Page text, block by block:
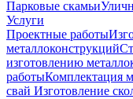
Парковые скамьи
Услуги
Проектные работы
металлоконструкций
изготовлению
работыКомплектация
свай Изготовление